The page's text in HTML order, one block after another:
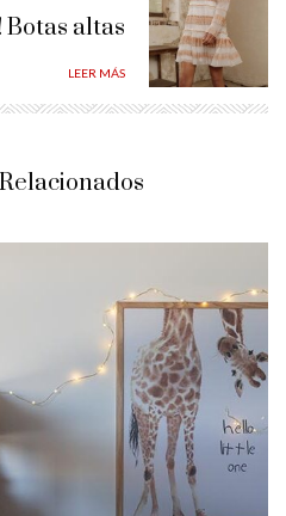
Botas altas
LEER MÁS